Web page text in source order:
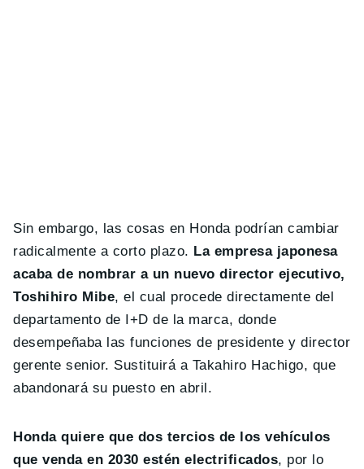
Sin embargo, las cosas en Honda podrían cambiar
radicalmente a corto plazo. La empresa japonesa
acaba de nombrar a un nuevo director ejecutivo,
Toshihiro Mibe, el cual procede directamente del
departamento de I+D de la marca, donde
desempeñaba las funciones de presidente y director
gerente senior. Sustituirá a Takahiro Hachigo, que
abandonará su puesto en abril.
Honda quiere que dos tercios de los vehículos
que venda en 2030 estén electrificados, por lo